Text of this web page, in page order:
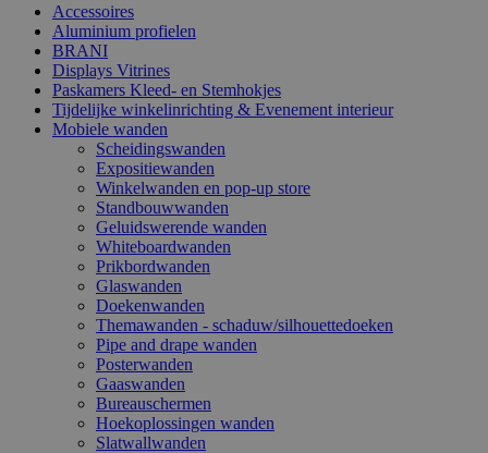
Accessoires
Aluminium profielen
BRANI
Displays Vitrines
Paskamers Kleed- en Stemhokjes
Tijdelijke winkelinrichting & Evenement interieur
Mobiele wanden
Scheidingswanden
Expositiewanden
Winkelwanden en pop-up store
Standbouwwanden
Geluidswerende wanden
Whiteboardwanden
Prikbordwanden
Glaswanden
Doekenwanden
Themawanden - schaduw/silhouettedoeken
Pipe and drape wanden
Posterwanden
Gaaswanden
Bureauschermen
Hoekoplossingen wanden
Slatwallwanden